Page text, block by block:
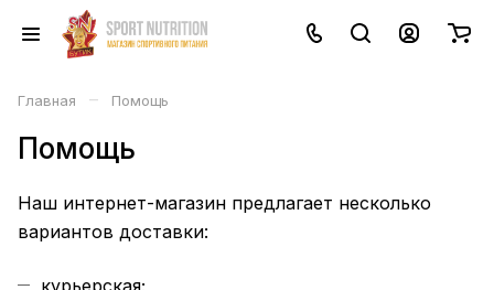
Главная – Помощь
Помощь
Наш интернет-магазин предлагает несколько
вариантов доставки:
курьерская;